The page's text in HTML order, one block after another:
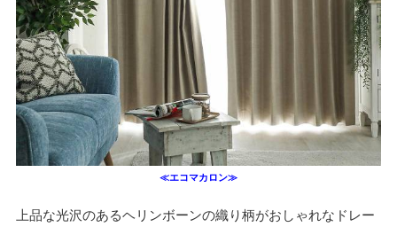
≪エコマカロン≫
上品な光沢のあるヘリンボーンの織り柄がおしゃれなドレー